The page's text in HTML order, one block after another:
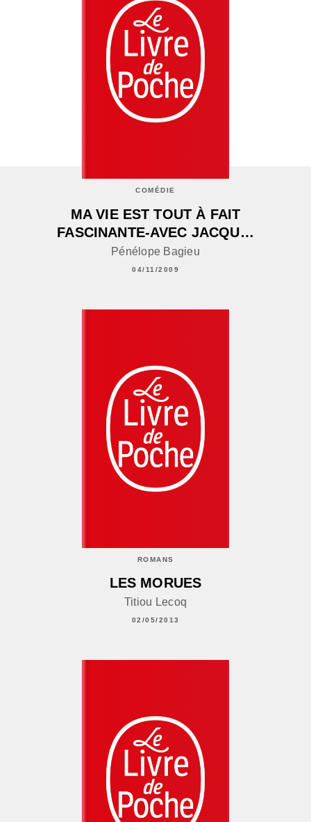
COMÉDIE
MA VIE EST TOUT À FAIT
FASCINANTE-AVEC JACQU…
Pénélope Bagieu
04/11/2009
ROMANS
LES MORUES
Titiou Lecoq
02/05/2013